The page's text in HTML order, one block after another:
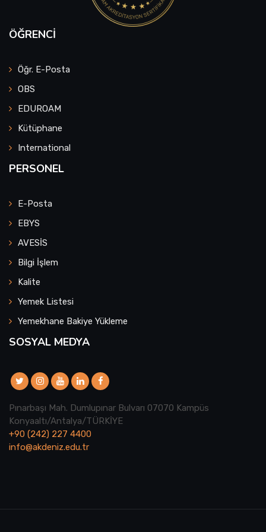
ÖĞRENCI
Öğr. E-Posta
OBS
EDUROAM
Kütüphane
International
PERSONEL
E-Posta
EBYS
AVESİS
Bilgi İşlem
Kalite
Yemek Listesi
Yemekhane Bakiye Yükleme
SOSYAL MEDYA
Pınarbaşı Mah. Dumlupınar Bulvarı 07070 Kampüs
Konyaaltı/Antalya/TÜRKİYE
+90 (242) 227 4400
info@akdeniz.edu.tr